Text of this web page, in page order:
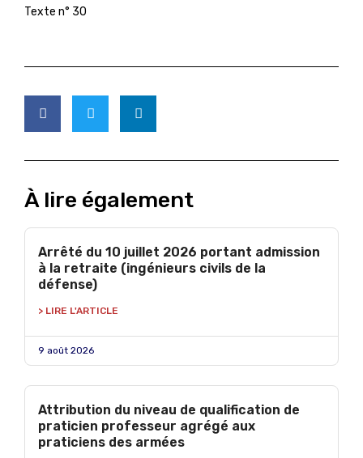
Texte n° 30
À lire également
Arrêté du 10 juillet 2026 portant admission
à la retraite (ingénieurs civils de la
défense)
> LIRE L'ARTICLE
9 août 2026
Attribution du niveau de qualification de
praticien professeur agrégé aux
praticiens des armées